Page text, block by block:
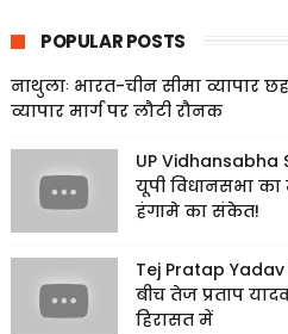
POPULAR POSTS
नाथुलाः भारत-चीन सीमा व्यापार
व्यापार मार्ग पर लौटी रौनक
UP Vidhansabha
यूपी विधानसभा का
हंगामे का संकेत!
Tej Pratap
बीच तेज प्रताप
हिरासत में